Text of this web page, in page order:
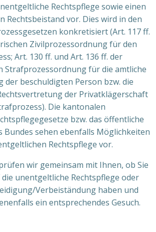
Rechtspflege sowie einen
Rechtsbeistand vor. Dies wird in den
konkretisiert (Art. 117 ff.
Zivilprozessordnung für den
Art. 130 ff. und Art. 136 ff. der
Strafprozessordnung für die amtliche
der beschuldigten Person bzw. die
der Privatklägerschaft
Die kantonalen
bzw. das öffentliche
Bundes sehen ebenfalls Möglichkeiten
Rechtspflege vor.
wir gemeinsam mit Ihnen, ob Sie
unentgeltliche Rechtspflege oder
Verbeiständung haben und
ein entsprechendes Gesuch.